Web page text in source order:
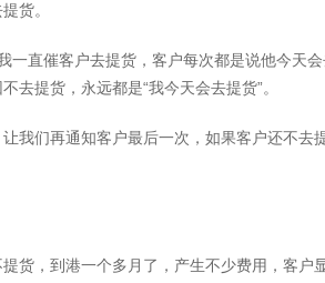
货。
一直催客户去提货，客户每次都是说他今天
去提货，永远都是“我今天会去提货”。
我们再通知客户最后一次，如果客户还不去
货，到港一个多月了，产生不少费用，客户